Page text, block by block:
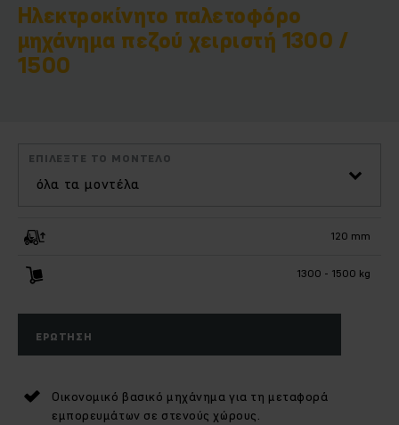
Ηλεκτροκίνητο παλετοφόρο
μηχάνημα πεζού χειριστή 1300 /
1500
όλα τα μοντέλα
ΕΠΙΛΈΞΤΕ ΤΟ ΜΟΝΤΈΛΟ
120 mm
1300 - 1500 kg
ΕΡΏΤΗΣΗ
Οικονομικό βασικό μηχάνημα για τη μεταφορά
εμπορευμάτων σε στενούς χώρους.